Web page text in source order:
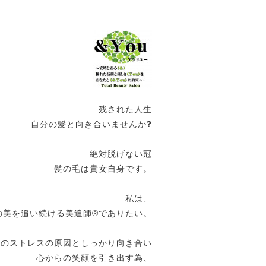
残された人生
自分の髪と向き合いませんか❓
絶対脱げない冠
髪の毛は貴女自身です。
私は、
美を追い続ける美追師®️でありたい。
ストレスの原因としっかり向き合い
心からの笑顔を引き出す為、